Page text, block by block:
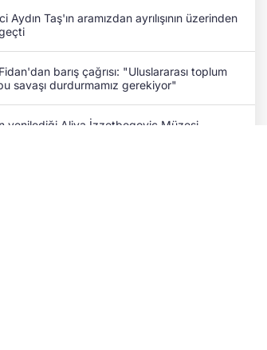
Aydın Taş'ın aramızdan ayrılışının üzerinden
barış çağrısı: "Uluslararası toplum
savaşı durdurmamız gerekiyor"
yenilediği Aliya İzzetbegoviç Müzesi